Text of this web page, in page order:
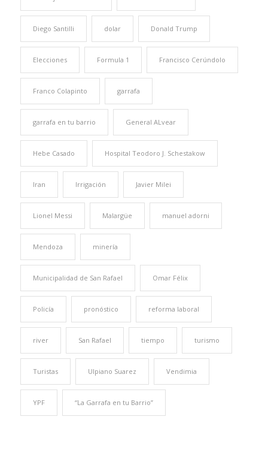
Diego Santilli dolar Donald Trump
Elecciones Formula 1 Francisco Cerúndolo
Franco Colapinto garrafa
garrafa en tu barrio General ALvear
Hebe Casado Hospital Teodoro J. Schestakow
Iran Irrigación Javier Milei
Lionel Messi Malargüe manuel adorni
Mendoza minería
Municipalidad de San Rafael Omar Félix
Policía pronóstico reforma laboral
river San Rafael tiempo turismo
Turistas Ulpiano Suarez Vendimia
YPF “La Garrafa en tu Barrio”